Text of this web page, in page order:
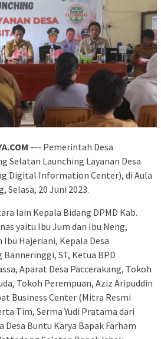
—- Pemerintah Desa
Selatan Launching Layanan Desa
Digital Information Center), di Aula
Selasa, 20 Juni 2023.
lain Kepala Bidang DPMD Kab.
yaitu Ibu Jum dan Ibu Neng,
Hajeriani, Kepala Desa
ST, Ketua BPD
Aparat Desa Paccerakang, Tokoh
Tokoh Perempuan, Aziz Aripuddin
Business Center (Mitra Resmi
Tim, Serma Yudi Pratama dari
Buntu Karya Bapak Farham